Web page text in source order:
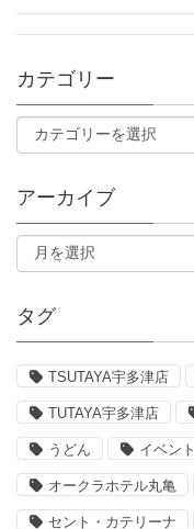
カテゴリー
アーカイブ
タグ
TSUTAYA宇多津店
TUTAYA宇多津店
うどん イベント
オークラホテル丸亀
セント・カテリーナ